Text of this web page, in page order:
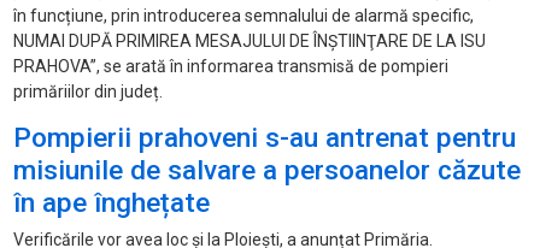
în funcțiune, prin introducerea semnalului de alarmă specific,
NUMAI DUPĂ PRIMIREA MESAJULUI DE ÎNŞTIINŢARE DE LA ISU
PRAHOVA”, se arată în informarea transmisă de pompieri
primăriilor din județ.
Pompierii prahoveni s-au antrenat pentru
misiunile de salvare a persoanelor căzute
în ape înghețate
Verificările vor avea loc și la Ploiești, a anunțat Primăria.